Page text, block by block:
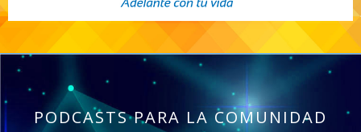
PODCASTS PARA LA COMUNIDAD